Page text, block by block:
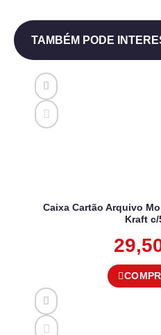
TAMBÉM PODE
Caixa Cartão Arquivo
Kraft c/